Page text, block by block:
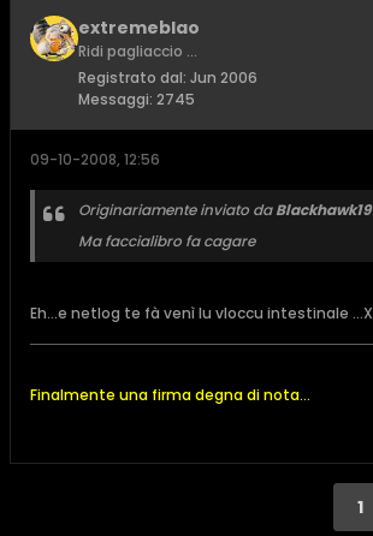
extremeblao
Ridi pagliaccio ...
Registrato dal: Jun 2006
Messaggi: 2745
09-10-2008, 12:56
Originariamente inviato daBlackhawk19
Ma faccialibro fa cagare
Eh...e netlog te fà venì lu vloccu intestinale
Finalmente una firma degna di nota...
1